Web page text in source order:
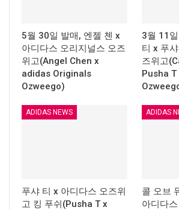
5월 30일 발매, 엔젤 첸 x
아디다스 오리지널스 오즈
위고(Angel Chen x
adidas Originals
Ozweego)
3월 11
티 x 푸
즈위고
Pusha
ADIDAS NEWS
푸샤 티 x 아디다스 오즈위
고 킹 푸쉬(Pusha T x
ADIDAS
콜 오브
아디다